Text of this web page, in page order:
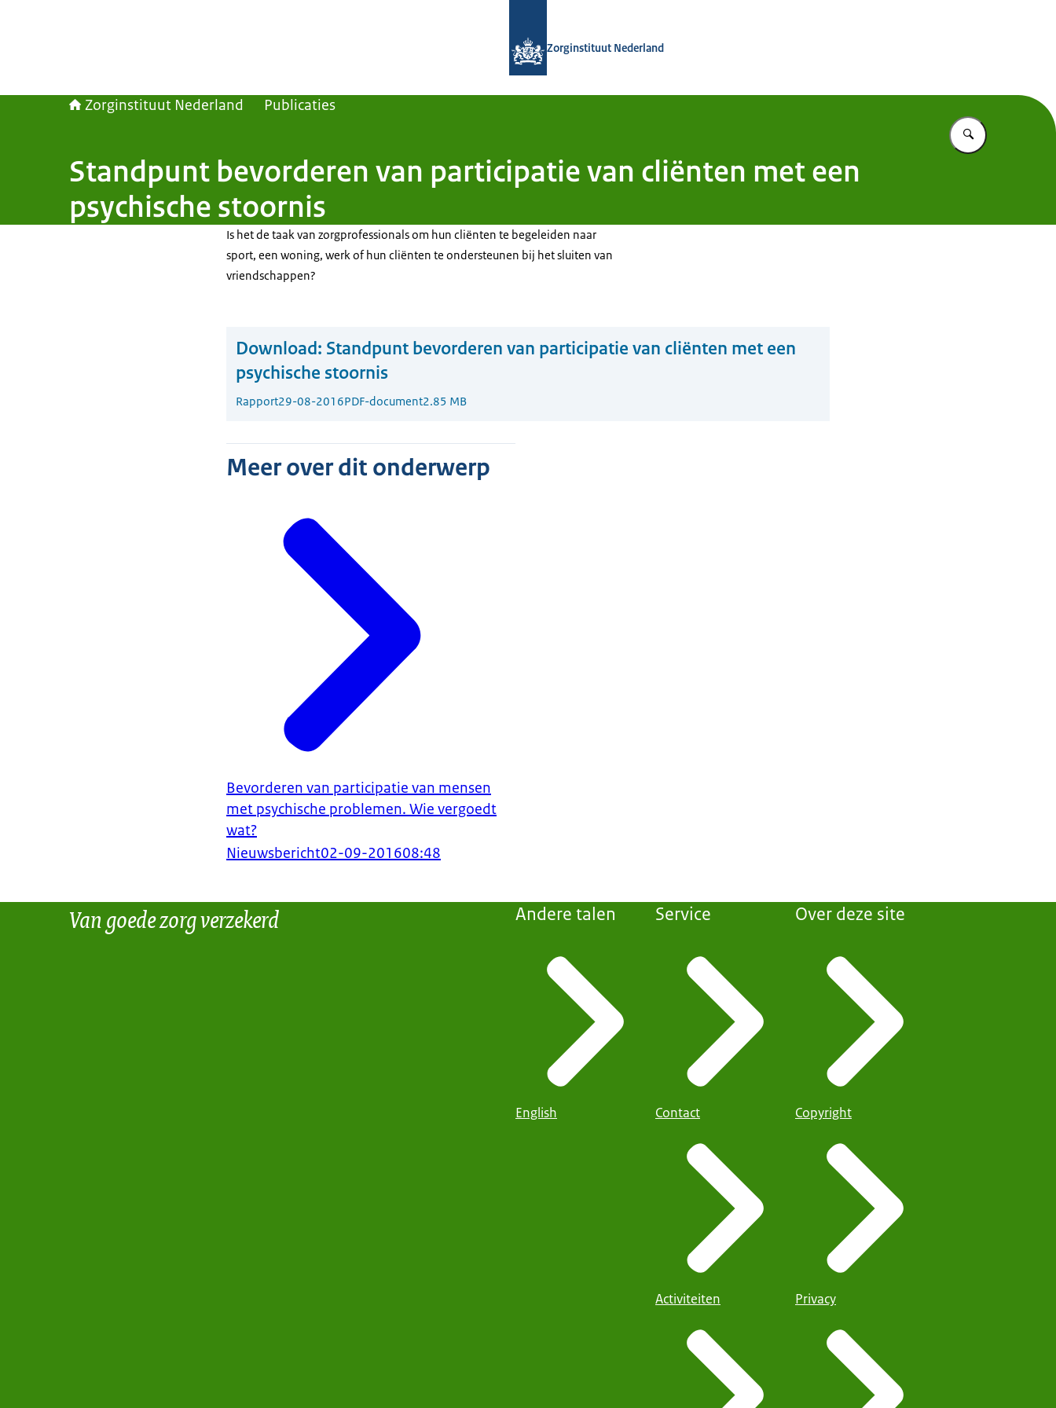
Zorginstituut Nederland
Zorginstituut Nederland Publicaties
Vul in wat u
Standpunt bevorderen van participatie van cliënten met een
psychische stoornis
Is het de taak van zorgprofessionals om hun cliënten te begeleiden naar
sport, een woning, werk of hun cliënten te ondersteunen bij het sluiten van
vriendschappen?
Download: Standpunt bevorderen van participatie van cliënten met een
psychische stoornis
Rapport29-08-2016PDF-document2.85 MB
Meer over dit onderwerp
Bevorderen van participatie van mensen
met psychische problemen. Wie vergoedt
wat?
Nieuwsbericht02-09-201608:48
Van goede zorg verzekerd Andere talen
English
Service
Contact
Activiteiten
Over deze site
Copyright
Privacy